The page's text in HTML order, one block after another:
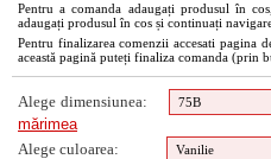
Pentru a comanda adaugați produsul în
adaugați produsul în cos și continuați
Pentru finalizarea comenzii accesati pagina
această pagină puteți finaliza comanda (prin
Alege dimensiunea:
mărimea
Alege culoarea: